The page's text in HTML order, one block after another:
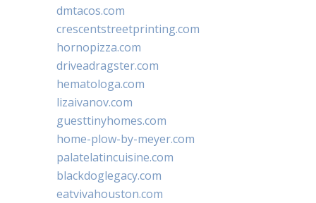
dmtacos.com
crescentstreetprinting.com
hornopizza.com
driveadragster.com
hematologa.com
lizaivanov.com
guesttinyhomes.com
home-plow-by-meyer.com
palatelatincuisine.com
blackdoglegacy.com
eatvivahouston.com